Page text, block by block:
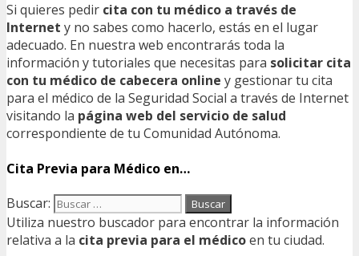
Si quieres pedir cita con tu médico a través de
Internet y no sabes como hacerlo, estás en el lugar
adecuado. En nuestra web encontrarás toda la
información y tutoriales que necesitas para solicitar cita
con tu médico de cabecera online y gestionar tu cita
para el médico de la Seguridad Social a través de Internet
visitando la página web del servicio de salud
correspondiente de tu Comunidad Autónoma.
Cita Previa para Médico en…
Buscar:
Utiliza nuestro buscador para encontrar la información
relativa a la cita previa para el médicoen tu ciudad.